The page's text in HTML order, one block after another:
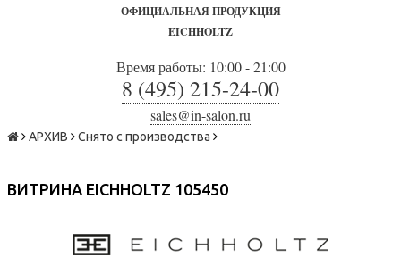
ОФИЦИАЛЬНАЯ ПРОДУКЦИЯ
EICHHOLTZ
Время работы: 10:00 - 21:00
8 (495) 215-24-00
sales@in-salon.ru
АРХИВ Снято с производства
ВИТРИНА EICHHOLTZ 105450